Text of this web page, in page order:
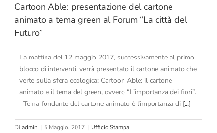
Cartoon Able: presentazione del cartone
animato a tema green al Forum “La città del
Futuro”
La mattina del 12 maggio 2017, successivamente al primo
blocco di interventi, verrà presentato il cartone animato che
verte sulla sfera ecologica: Cartoon Able: il cartone
animato e il tema del green, ovvero “L’importanza dei fiori”.
Tema fondante del cartone animato è l’importanza di [...]
Di admin | 5 Maggio, 2017 | Ufficio Stampa